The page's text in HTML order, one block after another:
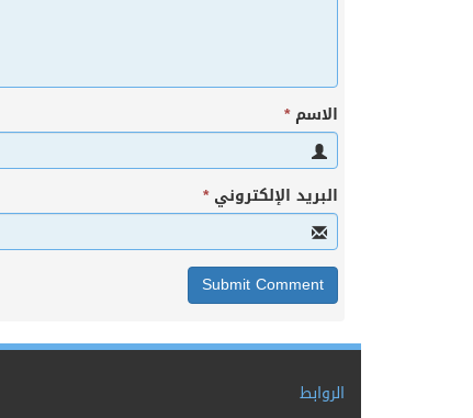
الاسم*
البريد الإلكتروني*
الروابط